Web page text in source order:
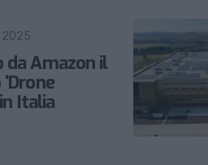
da Amazon il
Italia
2025